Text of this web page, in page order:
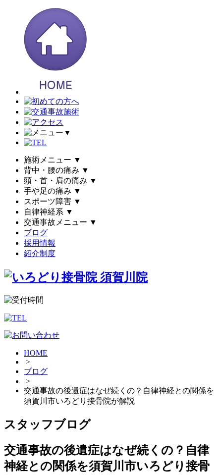
▼
施術メニュー ▼
背中・腰の痛み ▼
頭・首・肩の痛み ▼
手や足の痛み ▼
スポーツ障害 ▼
自律神経系 ▼
交通事故メニュー ▼
ブログ
採用情報
紹介制度
HOME
>
ブログ
>
交通事故の後遺症はなぜ続くの？自律神経との関係を
須賀川市いろどり接骨院が解説
スタッフブログ
交通事故の後遺症はなぜ続くの？自律
神経との関係を須賀川市いろどり接骨